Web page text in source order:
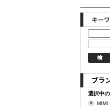
選択中
× MIMI